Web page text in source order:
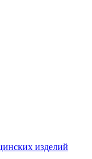
изделий